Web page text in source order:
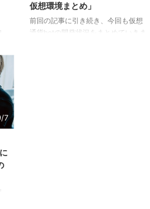
介予定です。織り込みアイテムが多
いので、もしかすると次回以降に追
加検証動画を撮るかもしれません。
仮想環境まとめ」
前回の記事に引き続き、今回も仮想
通貨botの開発状況をまとめていきま
7